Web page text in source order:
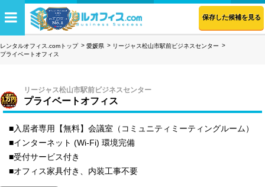
保存した候補を見る
レンタルオフィス.comトップ 愛媛県
リージャス松山市駅前ビジネスセンター
プライベートオフィス
リージャス松山市駅前ビジネスセンター
プライベートオフィス
■入居者専用【無料】会議室（コミュニティミーティングルーム）
■インターネット (Wi-Fi) 環境完備
■受付サービス付き
■オフィス家具付き、内装工事不要